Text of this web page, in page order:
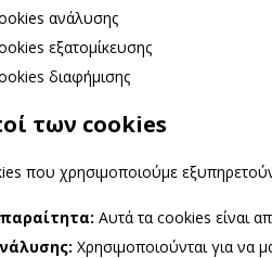
ανάλυσης
εξατομίκευσης
διαφήμισης
των cookies
που χρησιμοποιούμε
Αυτά τα cookies είναι
Χρησιμοποιούνται για να